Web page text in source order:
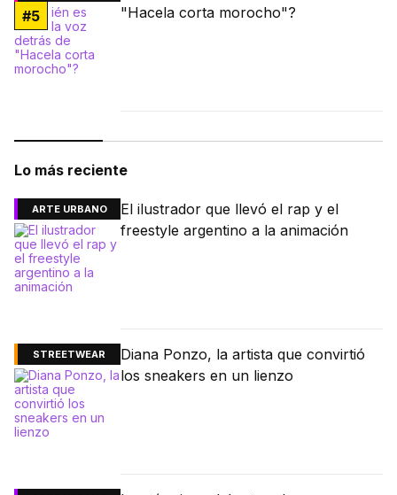
#5
"Hacela corta morocho"?
Lo más reciente
ARTE URBANO
El ilustrador que llevó el rap y el
freestyle argentino a la animación
STREETWEAR
Diana Ponzo, la artista que convirtió
los sneakers en un lienzo